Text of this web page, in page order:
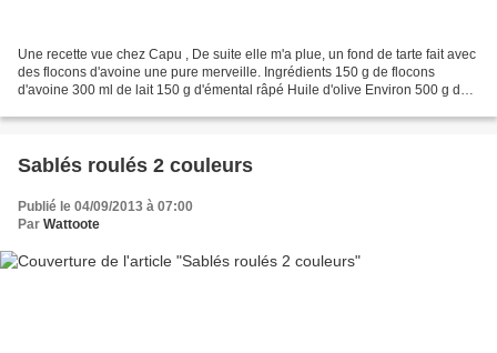
Une recette vue chez Capu , De suite elle m'a plue, un fond de tarte fait avec
des flocons d'avoine une pure merveille. Ingrédients 150 g de flocons
d'avoine 300 ml de lait 150 g d'émental râpé Huile d'olive Environ 500 g de
Sablés roulés 2 couleurs
Publié le 04/09/2013 à 07:00
Par Wattoote